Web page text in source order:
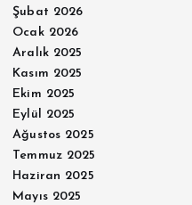
Şubat 2026
Ocak 2026
Aralık 2025
Kasım 2025
Ekim 2025
Eylül 2025
Ağustos 2025
Temmuz 2025
Haziran 2025
Mayıs 2025